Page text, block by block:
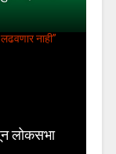
लोकसभा